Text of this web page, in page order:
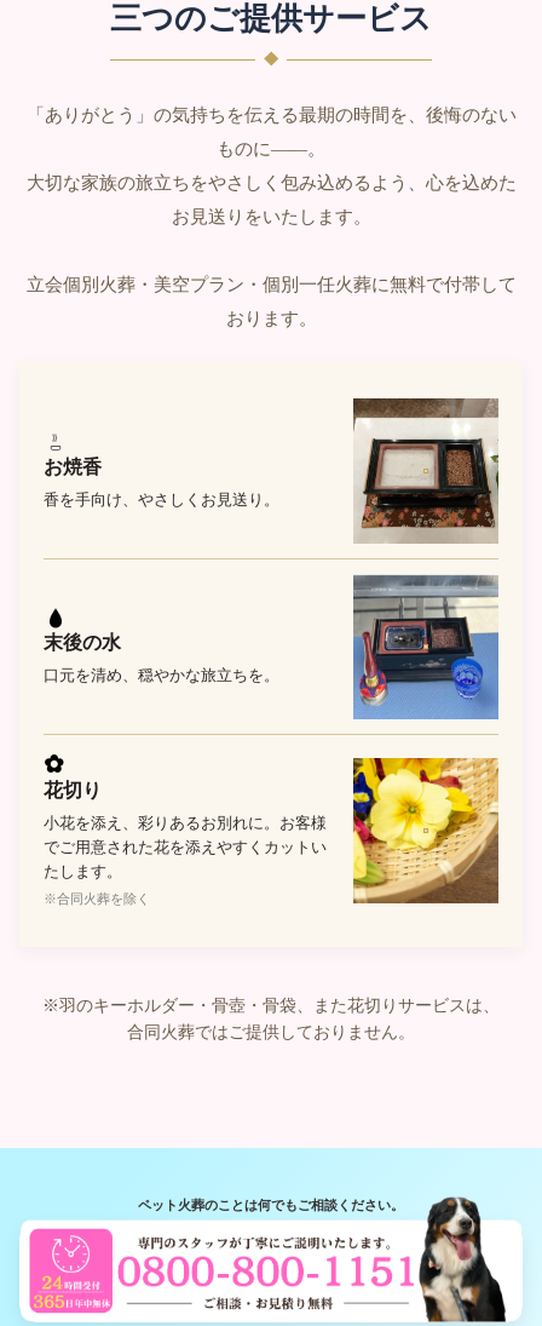
三つのご提供サービス
「ありがとう」の気持ちを伝える最期の時間を、後悔のない
ものに――。
大切な家族の旅立ちをやさしく包み込めるよう、心を込めた
お見送りをいたします。
立会個別火葬・美空プラン・個別一任火葬に無料で付帯して
おります。
お焼香
香を手向け、やさしくお見送り。
末後の水
口元を清め、穏やかな旅立ちを。
✿
花切り
小花を添え、彩りあるお別れに。お客様
でご用意された花を添えやすくカットい
たします。
※合同火葬を除く
※羽のキーホルダー・骨壺・骨袋、また花切りサービスは、
合同火葬ではご提供しておりません。
ペット火葬のことは何でもご相談ください。